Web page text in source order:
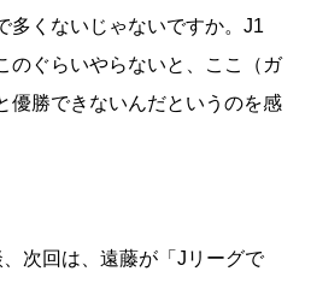
多くないじゃないですか。J1
のぐらいやらないと、ここ（ガ
優勝できないんだというのを感
次回は、遠藤が「Jリーグで